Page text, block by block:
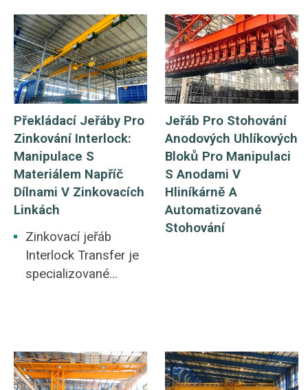
stohování. Pomocí
hydraulického
rozpěrného ramene
přesně manipuluje s
kontejnery z
nákladních
automobilů,
železničních vagonů
nebo ze země.
stroje. Umožňuje
uchopení, otáčení a
přepravu tunelových
segmentů a
komponentů
skříňových
propustků, což
slouží jako klíčová
záruka bezpečné a
efektivní výstavby
štítových tunelů.
Překládací Jeřáby Pro
Zinkování Interlock:
Manipulace S
Materiálem Napříč
Dílnami V Zinkovacích
Linkách
Zinkovací jeřáb
Interlock Transfer je
specializované
linky, vhodné
zejména pro procesy
se složitými
Jeřáb Pro Stohování
Anodových Uhlíkových
Bloků Pro Manipulaci
S Anodami V
Hliníkárně A
Automatizované
Stohování